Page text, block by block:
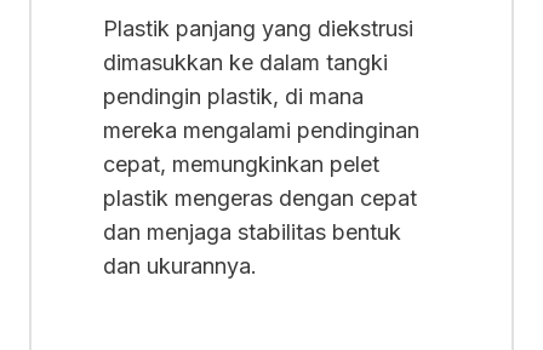
Plastik panjang yang diekstrusi
dimasukkan ke dalam tangki
pendingin plastik, di mana
mereka mengalami pendinginan
cepat, memungkinkan pelet
plastik mengeras dengan cepat
dan menjaga stabilitas bentuk
dan ukurannya.